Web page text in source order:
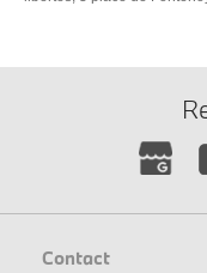
Contact